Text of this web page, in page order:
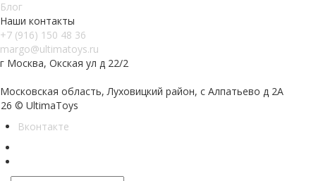
Блог
Наши контакты
+7 (916) 150 48 36
margo@ultimatoys.ru
г Москва, Окская ул д 22/2
Московская область, Луховицкий район, с Алпатьево д 2А
© UltimaToys
Вконтакте